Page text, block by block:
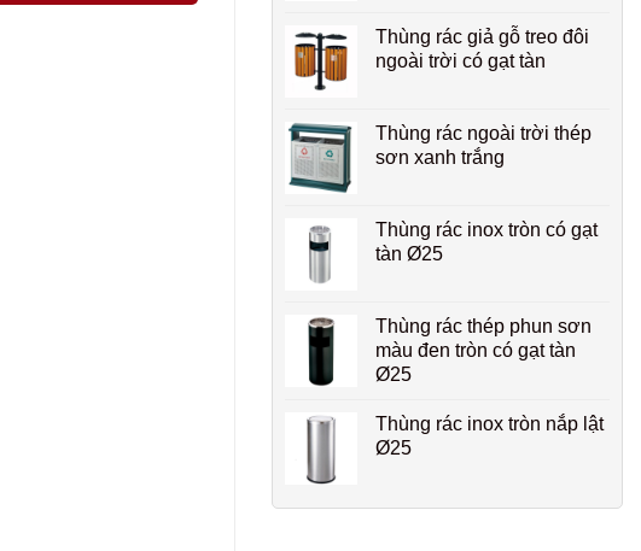
Thùng rác giả gỗ treo đôi
ngoài trời có gạt tàn
Thùng rác ngoài trời thép
sơn xanh trắng
Thùng rác inox tròn có gạt
tàn Ø25
Thùng rác thép phun sơn
màu đen tròn có gạt tàn
Ø25
Thùng rác inox tròn nắp lật
Ø25